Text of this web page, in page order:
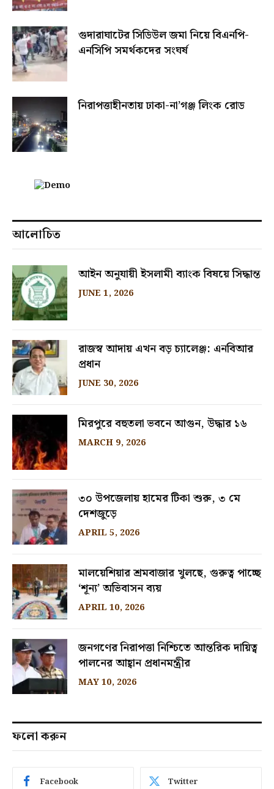
গুদারাঘাটের সিডিউল জমা নিয়ে বিএনপি-
এনসিপি সমর্থকদের সংঘর্ষ
নিরাপত্তাহীনতায় ঢাকা-না’গঞ্জ লিংক রোড
আলোচিত
আইন অনুযায়ী ইসলামী ব্যাংক বিষয়ে সিদ্ধান্ত
JUNE 1, 2026
রাজস্ব আদায় এখন বড় চ্যালেঞ্জ: এনবিআর
প্রধান
JUNE 30, 2026
মিরপুরে বহুতলা ভবনে আগুন, উদ্ধার ১৬
MARCH 9, 2026
৩০ উপজেলায় হামের টিকা শুরু, ৩ মে
দেশজুড়ে
APRIL 5, 2026
মালয়েশিয়ার শ্রমবাজার খুলছে, গুরুত্ব পাচ্ছে
‘শূন্য’ অভিবাসন ব্যয়
APRIL 10, 2026
জনগণের নিরাপত্তা নিশ্চিতে আন্তরিক দায়িত্ব
পালনের আহ্বান প্রধানমন্ত্রীর
MAY 10, 2026
ফলো করুন
Facebook Twitter